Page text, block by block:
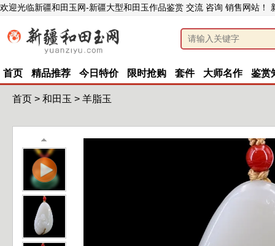
欢迎光临新疆和田玉网-新疆大型和田玉作品鉴赏 交流 咨询 销售网站！
首页 精品推荐 今日特价 限时抢购 套件 大师名作 鉴赏
首页 > 和田玉 > 羊脂玉